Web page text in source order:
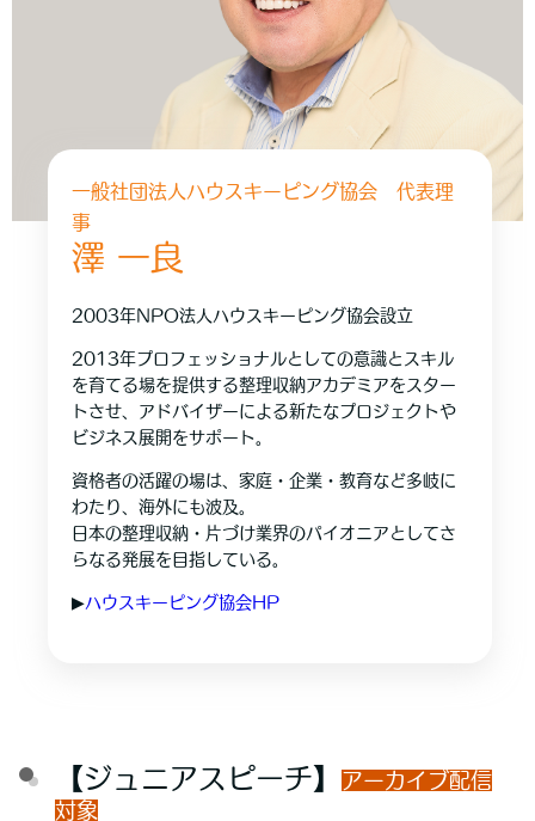
一般社団法人ハウスキーピング協会 代表理
事
澤 一良
2003年NPO法人ハウスキーピング協会設立
2013年プロフェッショナルとしての意識とスキル
を育てる場を提供する整理収納アカデミアをスター
トさせ、アドバイザーによる新たなプロジェクトや
ビジネス展開をサポート。
資格者の活躍の場は、家庭・企業・教育など多岐に
わたり、海外にも波及。
日本の整理収納・片づけ業界のパイオニアとしてさ
らなる発展を目指している。
▶︎ハウスキーピング協会HP
【ジュニアスピーチ】
アーカイブ配信
対象